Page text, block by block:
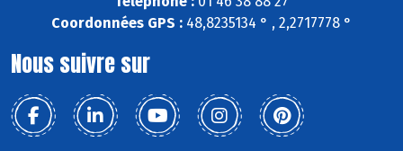
Coordonnées GPS : 48,8235134 ° , 2,2717778 °
Nous suivre sur